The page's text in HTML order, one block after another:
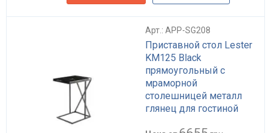
Арт.: APP-SG208
Приставной стол Lester
KM125 Black
прямоугольный с
мраморной
столешницей металл
глянец для гостиной